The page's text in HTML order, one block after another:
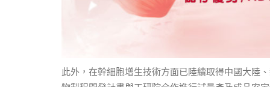
此外，在幹細胞增生技術方面已陸續取得中國大陸